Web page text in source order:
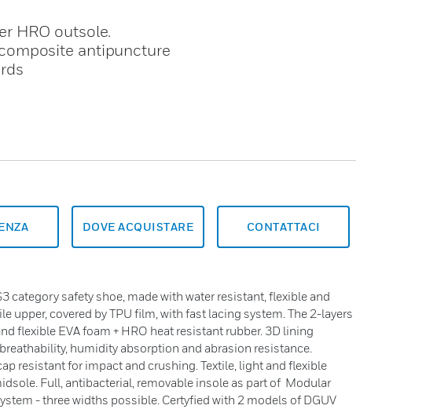
HRO outsole.
antipuncture
DOVE ACQUISTARE CONTATTACI
category safety shoe, made with water resistant, flexible and
upper, covered by TPU film, with fast lacing system. The 2-layers
flexible EVA foam + HRO heat resistant rubber. 3D lining
humidity absorption and abrasion resistance.
resistant for impact and crushing. Textile, light and flexible
Full, antibacterial, removable insole as part of Modular
- three widths possible. Certyfied with 2 models of DGUV